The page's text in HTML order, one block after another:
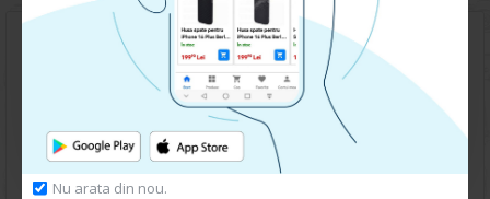
Nu arata din nou.